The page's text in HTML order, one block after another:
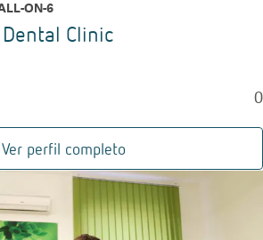
ON-6
Clinic
0
Ver perfil completo